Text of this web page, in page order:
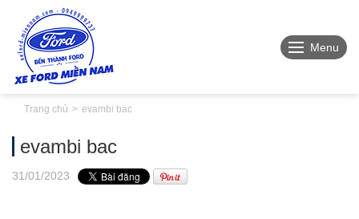
Menu
Trang chủ evambi bac
evambi bac
31/01/2023